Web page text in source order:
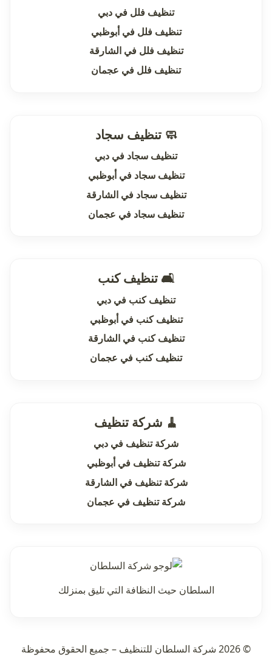
تنظيف فلل في دبي
تنظيف فلل في أبوظبي
تنظيف فلل في الشارقة
تنظيف فلل في عجمان
🧼 تنظيف سجاد
تنظيف سجاد في دبي
تنظيف سجاد في أبوظبي
تنظيف سجاد في الشارقة
تنظيف سجاد في عجمان
🛋 تنظيف كنب
تنظيف كنب في دبي
تنظيف كنب في أبوظبي
تنظيف كنب في الشارقة
تنظيف كنب في عجمان
🧹 شركة تنظيف
شركة تنظيف في دبي
شركة تنظيف في أبوظبي
شركة تنظيف في الشارقة
شركة تنظيف في عجمان
السلطان حيث النظافة التي تليق بمنزلك
© 2026 شركة السلطان للتنظيف – جميع الحقوق محفوظة